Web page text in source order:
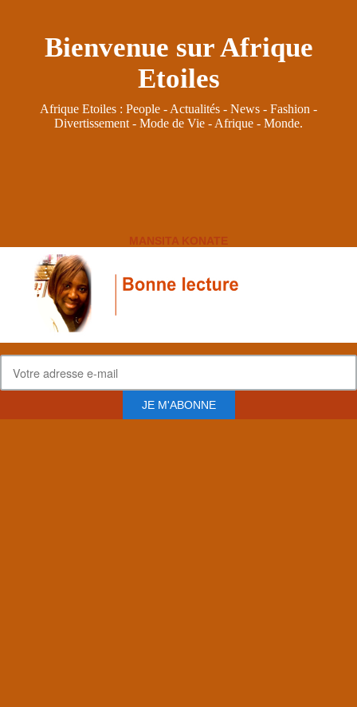
Bienvenue sur Afrique
Etoiles
Afrique Etoiles : People - Actualités - News - Fashion -
Divertissement - Mode de Vie - Afrique - Monde.
MANSITA KONATE
JE M'ABONNE